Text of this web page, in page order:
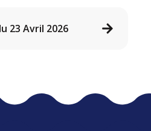
23 Avril 2026